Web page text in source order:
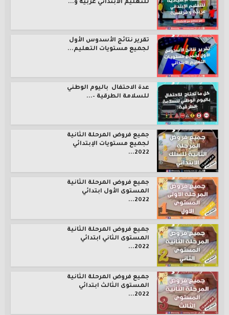
للتعليم الابتدائي عربية و...
تقرير نتائج الأسدوس الأول
لجميع مستويات التعليم...
عدة الاحتفال باليوم الوطني
للسلامة الطرقية –...
جميع فروض المرحلة الثانية
لجميع مستويات الإبتدائي
2022...
جميع فروض المرحلة الثانية
المستوى الأول ابتدائي
2022...
جميع فروض المرحلة الثانية
المستوى الثاني ابتدائي
2022...
جميع فروض المرحلة الثانية
المستوى الثالث ابتدائي
2022...